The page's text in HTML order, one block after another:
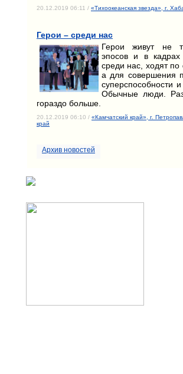
20.12.2019 06:11 / «Тихоокеанская звезда», г.
Герои – среди нас
Герои живут не
эпосов и в кадрах
среди нас, ходят
а для совершения
суперспособности
Обычные люди.
гораздо больше.
20.12.2019 06:10 / «Камчатский край», г.
край
Архив новостей